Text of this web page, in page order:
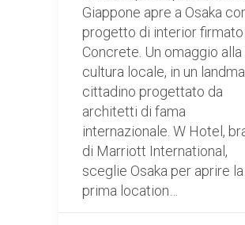
Giappone apre a Osaka
progetto di interior firmato
Concrete. Un omaggio alla
cultura locale, in un
cittadino progettato da
architetti di fama
internazionale. W Hotel,
di Marriott International,
sceglie Osaka per aprire la
prima location…